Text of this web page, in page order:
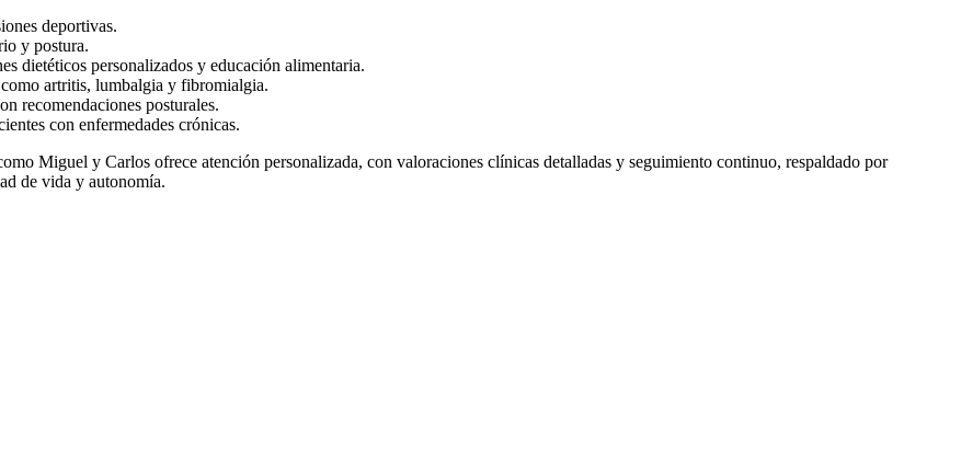
deportivas.
y postura.
dietéticos personalizados y educación alimentaria.
artritis, lumbalgia y fibromialgia.
recomendaciones posturales.
con enfermedades crónicas.
Miguel y Carlos ofrece atención personalizada, con valoraciones clínicas detalladas y seguimiento continuo, respaldado por
de vida y autonomía.